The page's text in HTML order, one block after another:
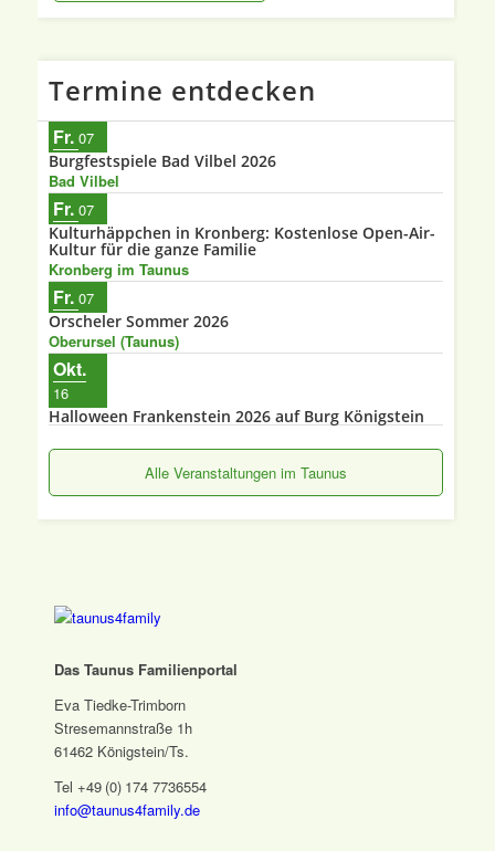
Termine entdecken
Fr. 07
Burgfestspiele Bad Vilbel 2026
Bad Vilbel
Fr. 07
Kulturhäppchen in Kronberg: Kostenlose Open-Air-
Kultur für die ganze Familie
Kronberg im Taunus
Fr. 07
Orscheler Sommer 2026
Oberursel (Taunus)
Okt.
16
Halloween Frankenstein 2026 auf Burg Königstein
Alle Veranstaltungen im Taunus
Das Taunus Familienportal
Eva Tiedke-Trimborn
Stresemannstraße 1h
61462 Königstein/Ts.
Tel +49 (0) 174 7736554
info@taunus4family.de